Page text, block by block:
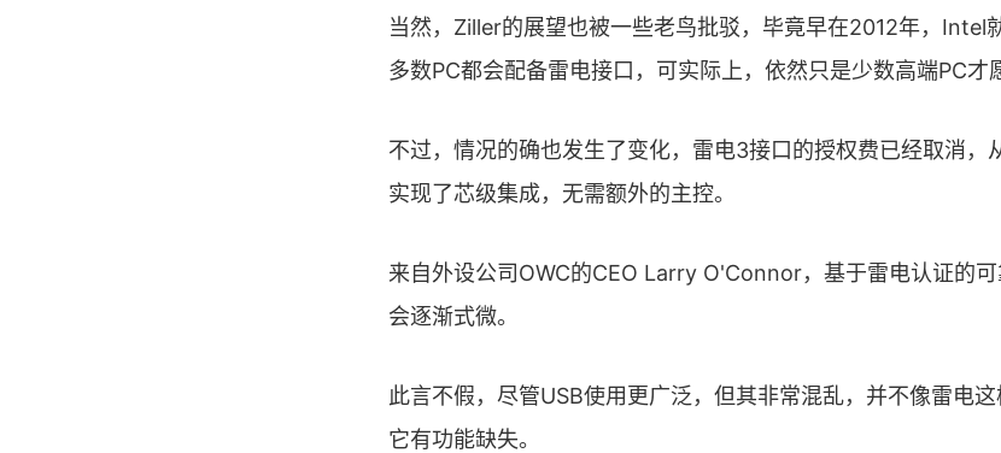
当然，Ziller的展望也被一些老鸟批驳，毕竟早在2012年，Intel
多数PC都会配备雷电接口，可实际上，依然只是少数高端PC才
不过，情况的确也发生了变化，雷电3接口的授权费已经取消，
实现了芯级集成，无需额外的主控。
来自外设公司OWC的CEO Larry O'Connor，基于雷电认证的
会逐渐式微。
此言不假，尽管USB使用更广泛，但其非常混乱，并不像雷电
它有功能缺失。